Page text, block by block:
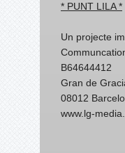
* PUNT LILA *
Un projecte
B64644412
Gran de
08012
www.lg-